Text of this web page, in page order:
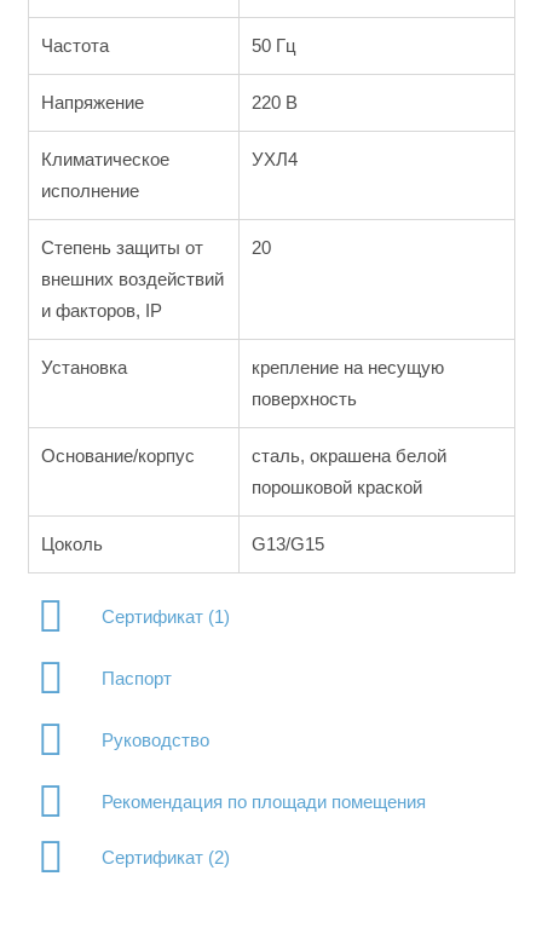
Частота 50 Гц
Напряжение 220 В
Климатическое
исполнение
УХЛ4
Степень защиты от
внешних воздействий
и факторов, IP
20
Установка
крепление на несущую
поверхность
Основание/корпус
сталь, окрашена белой
порошковой краской
Цоколь G13/G15
Сертификат (1)
Паспорт
Руководство
Рекомендация по площади помещения
Сертификат (2)